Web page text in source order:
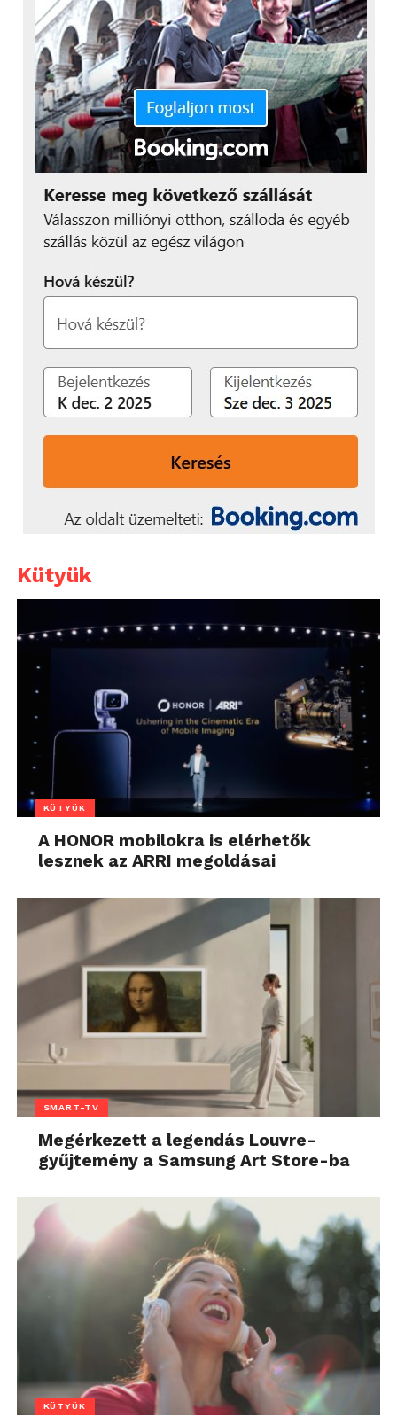
Kütyük
KÜTYÜK
A HONOR mobilokra is elérhetők
lesznek az ARRI megoldásai
SMART-TV
Megérkezett a legendás Louvre-
gyűjtemény a Samsung Art Store-ba
KÜTYÜK